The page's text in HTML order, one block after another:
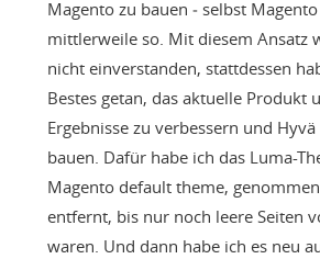
Magento zu bauen ‒ selbst
mittlerweile so. Mit diesem Ansatz
nicht einverstanden, stattdessen
Bestes getan, das aktuelle Produkt
Ergebnisse zu verbessern und
bauen. Dafür habe ich das Luma-
Magento default theme,
entfernt, bis nur noch leere Seiten
waren. Und dann habe ich es neu